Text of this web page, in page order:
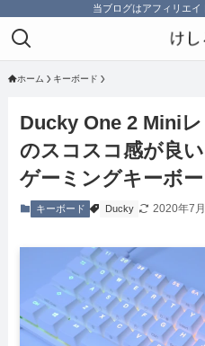
当ブログはアフィリエ
ホーム キーボード
Ducky One 2 Mini
のスコスコ感が良
ゲーミングキーボ
キーボード Ducky 2020年7